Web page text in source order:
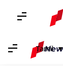
Tamil